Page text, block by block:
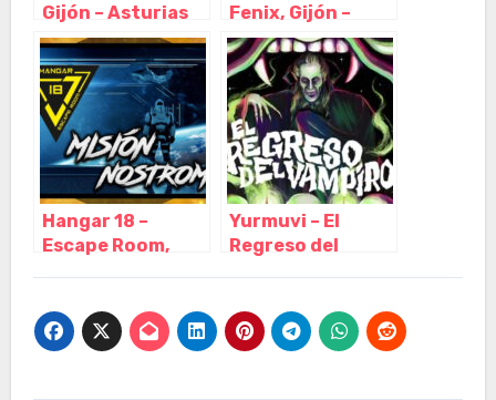
Gijón – Asturias
Fenix, Gijón –
Asturias
Hangar 18 –
Escape Room,
Yurmuvi – El
Regreso del